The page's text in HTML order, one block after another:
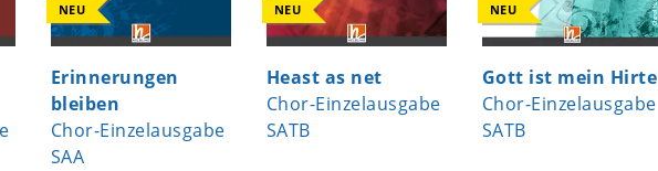
NEU
Erinnerungen
bleiben
Chor-Einzelausgabe
SAA
NEU
Heast as net
Chor-Einzelausgabe
SATB
NEU
Gott ist mein Hirte
Chor-Einzelausgabe
SATB